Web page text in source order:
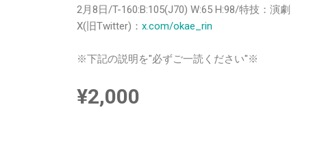
2月8日/T-160:B:105(J70) W:65 H:98/特技：演劇
X(旧Twitter)： x.com/okae_rin
※下記の説明を"必ずご一読ください"※
¥2,000